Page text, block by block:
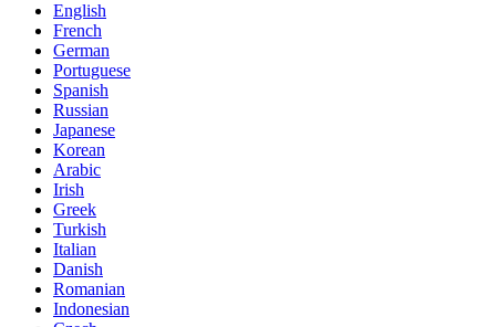
English
French
German
Portuguese
Spanish
Russian
Japanese
Korean
Arabic
Irish
Greek
Turkish
Italian
Danish
Romanian
Indonesian